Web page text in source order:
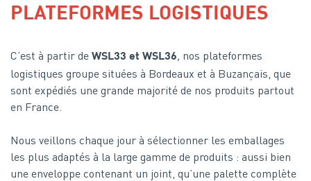
PLATEFORMES LOGISTIQUES
C’est à partir de WSL33 et WSL36, nos plateformes
logistiques groupe situées à Bordeaux et à Buzançais, que
sont expédiés une grande majorité de nos produits partout
en France.
Nous veillons chaque jour à sélectionner les emballages
les plus adaptés à la large gamme de produits : aussi bien
une enveloppe contenant un joint, qu’une palette complète